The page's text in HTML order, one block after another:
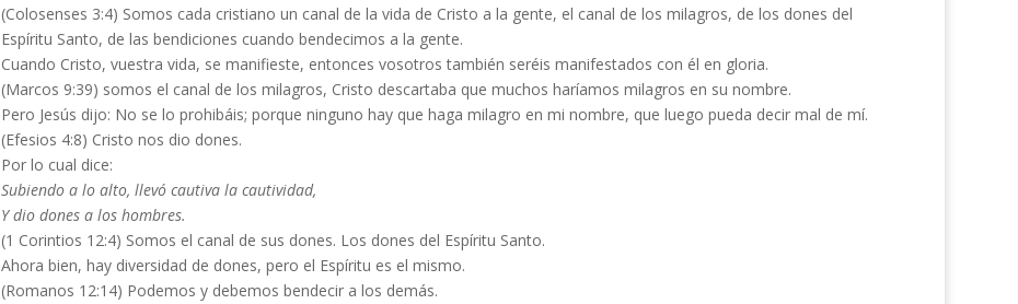
(Colosenses 3:4) Somos cada cristiano un canal de la vida de Cristo a la gente, el canal de los milagros, de los dones del
Espíritu Santo, de las bendiciones cuando bendecimos a la gente.
Cuando Cristo, vuestra vida, se manifieste, entonces vosotros también seréis manifestados con él en gloria.
(Marcos 9:39) somos el canal de los milagros, Cristo descartaba que muchos haríamos milagros en su nombre.
Pero Jesús dijo: No se lo prohibáis; porque ninguno hay que haga milagro en mi nombre, que luego pueda decir mal de mí.
(Efesios 4:8) Cristo nos dio dones.
Por lo cual dice:
Subiendo a lo alto, llevó cautiva la cautividad,
Y dio dones a los hombres.
(1 Corintios 12:4) Somos el canal de sus dones. Los dones del Espíritu Santo.
Ahora bien, hay diversidad de dones, pero el Espíritu es el mismo.
(Romanos 12:14) Podemos y debemos bendecir a los demás.